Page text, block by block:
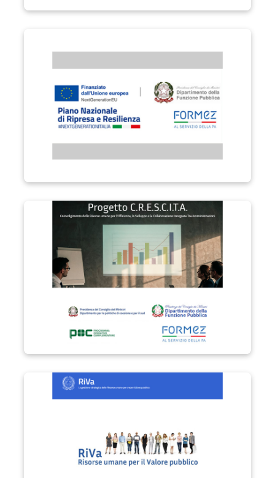
Progetto C.R.E.S.C.I.T.A.
Progetto RIVa